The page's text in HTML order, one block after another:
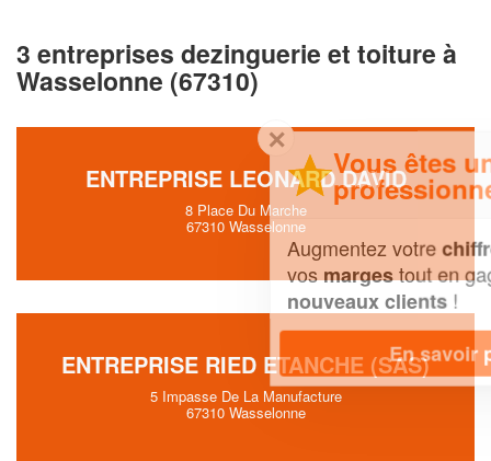
3 entreprises dezinguerie et toiture à
Wasselonne (67310)
ENTREPRISE LEONARD DAVID
8 Place Du Marche
67310 Wasselonne
ENTREPRISE RIED ETANCHE (SAS)
5 Impasse De La Manufacture
67310 Wasselonne
✕
Vous êtes un
professionnel ?
Augmentez votrechiffre d'affaireset
vosmargestout en gagnant de
nouveaux clients!
En savoir plus